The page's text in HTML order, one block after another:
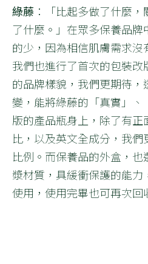
綠藤 ：「比起多做了什麼，
了什麼。」在眾多保養品
的少，因為相信肌膚需求沒
我們也進行了首次的包裝
的品牌樣貌，我們更期待
變，能將綠藤的「真實」
版的產品瓶身上，除了有
比，以及英文全成分，我
比例。而保養品的外盒，
漿材質，具緩衝保護的能
使用，使用完畢也可再次回